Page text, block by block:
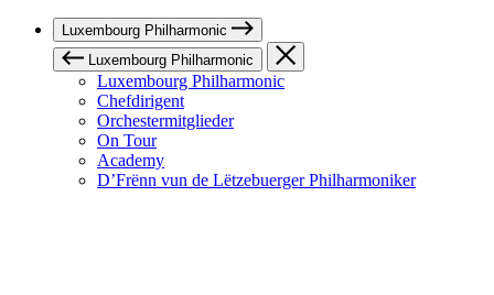
Luxembourg Philharmonic
Luxembourg Philharmonic
Luxembourg Philharmonic
Chefdirigent
Orchestermitglieder
On Tour
Academy
D’Frënn vun de Lëtzebuerger Philharmoniker